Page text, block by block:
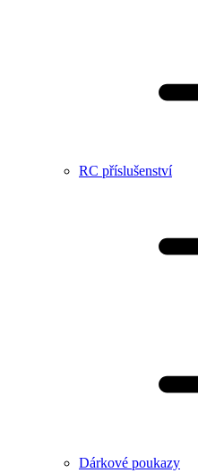
RC příslušenství
Dárkové poukazy